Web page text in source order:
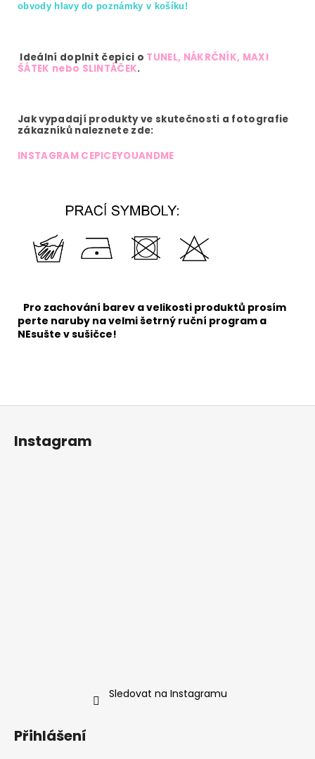
obvody hlavy do poznámky v košíku!
Ideální doplnit čepici o TUNEL, NÁKRČNÍK, MAXI
ŠÁTEK nebo SLINTÁČEK.
Jak vypadají produkty ve skutečnosti a fotografie
zákazníků naleznete zde:
INSTAGRAM CEPICEYOUANDME
Pro zachování barev a velikosti produktů prosím
perte naruby na velmi šetrný ruční program a
NEsušte v sušičce!
Z
Instagram
Sledovat na Instagramu
Přihlášení